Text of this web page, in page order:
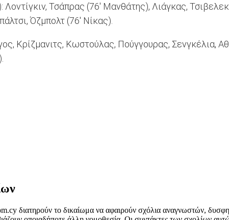
Τσάπρας (76' Μανθάτης), Λιάγκας,
Όζμπολτ (76' Νίκας).
Κρίζμανιτς, Κωστούλας, Πούγγουρας, Σενγκέλια,
διατηρούν το δικαίωμα να αφαιρούν σχόλια αναγνωστών,